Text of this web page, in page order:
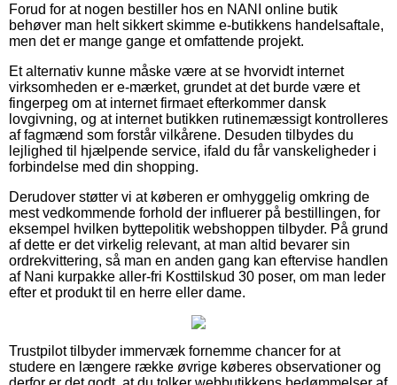
Forud for at nogen bestiller hos en NANI online butik
behøver man helt sikkert skimme e-butikkens handelsaftale,
men det er mange gange et omfattende projekt.
Et alternativ kunne måske være at se hvorvidt internet
virksomheden er e-mærket, grundet at det burde være et
fingerpeg om at internet firmaet efterkommer dansk
lovgivning, og at internet butikken rutinemæssigt kontrolleres
af fagmænd som forstår vilkårene. Desuden tilbydes du
lejlighed til hjælpende service, ifald du får vanskeligheder i
forbindelse med din shopping.
Derudover støtter vi at køberen er omhyggelig omkring de
mest vedkommende forhold der influerer på bestillingen, for
eksempel hvilken byttepolitik webshoppen tilbyder. På grund
af dette er det virkelig relevant, at man altid bevarer sin
ordrekvittering, så man en anden gang kan eftervise handlen
af Nani kurpakke aller-fri Kosttilskud 30 poser, om man leder
efter et produkt til en herre eller dame.
Trustpilot tilbyder immervæk fornemme chancer for at
studere en længere række øvrige køberes observationer og